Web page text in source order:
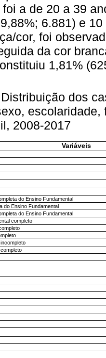
a de 20 a 39
6.881) e
cor, foi
da cor
1,81%
dos
escolaridade,
2008-2017
Variáveis
do Ensino Fundamental
do Ensino Fundamental
do Ensino Fundamental
completo